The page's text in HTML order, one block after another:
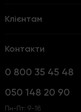
Клієнтам
Контакти
0 800 35 45 48
050 148 20 90
Пн-Пт: 9-18